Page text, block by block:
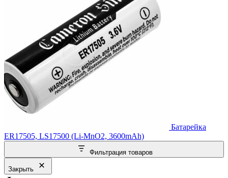
Батарейка
ER17505, LS17500 (Li-MnO2, 3600mAh)
Фильтрация товаров
Закрыть